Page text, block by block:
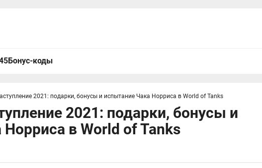
Бонус-коды
2021: подарки, бонусы и испытание Чака Норриса в World of Tanks
2021: подарки, бонусы и
в World of Tanks